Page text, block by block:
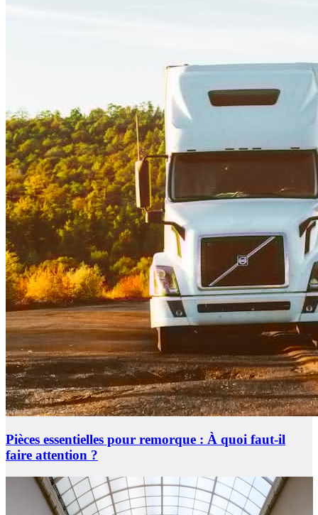
Pièces essentielles pour remorque : À quoi faut-il
faire attention ?